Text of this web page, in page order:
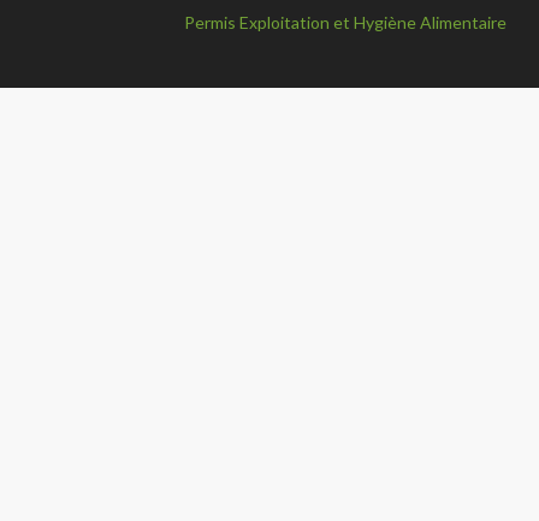
Permis Exploitation et Hygiène Alimentaire